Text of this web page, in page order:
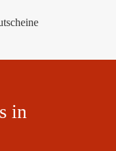
in